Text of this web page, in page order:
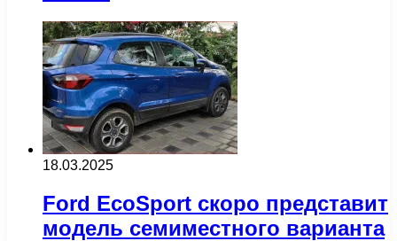
18.03.2025
Ford EcoSport скоро представит
модель семиместного варианта